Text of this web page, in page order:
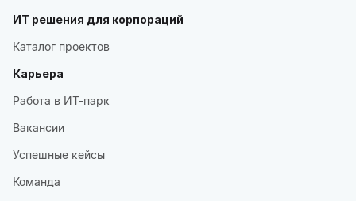
ИТ решения для корпораций
Каталог проектов
Карьера
Работа в ИТ-парк
Вакансии
Успешные кейсы
Команда